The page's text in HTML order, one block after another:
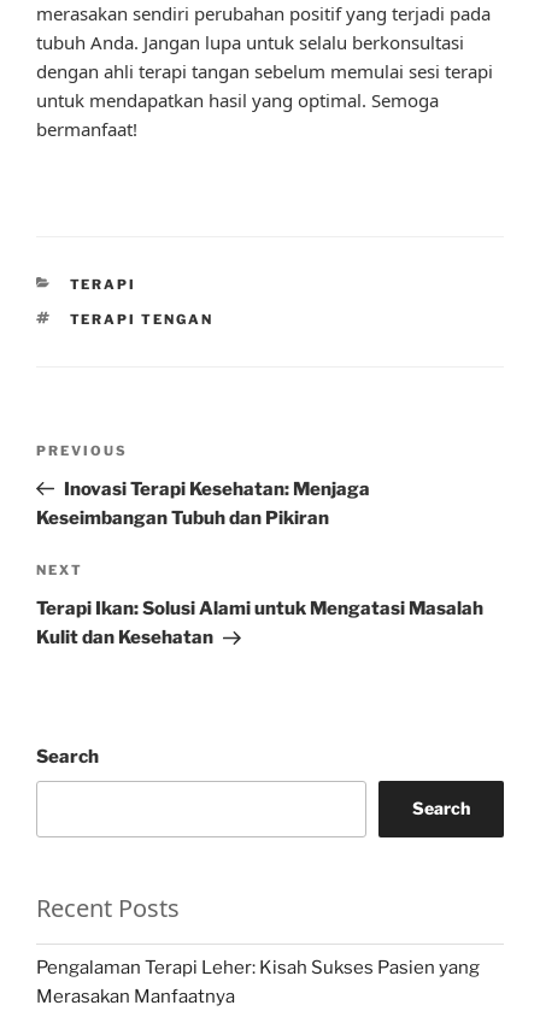
merasakan sendiri perubahan positif yang terjadi pada
tubuh Anda. Jangan lupa untuk selalu berkonsultasi
dengan ahli terapi tangan sebelum memulai sesi terapi
untuk mendapatkan hasil yang optimal. Semoga
bermanfaat!
CATEGORIES
TERAPI
TAGS
TERAPI TENGAN
Previous
Post
PREVIOUS
Inovasi Terapi Kesehatan: Menjaga
Keseimbangan Tubuh dan Pikiran
Next
Post
NEXT
Terapi Ikan: Solusi Alami untuk Mengatasi Masalah
Kulit dan Kesehatan
Search
Search
Recent Posts
Pengalaman Terapi Leher: Kisah Sukses Pasien yang
Merasakan Manfaatnya